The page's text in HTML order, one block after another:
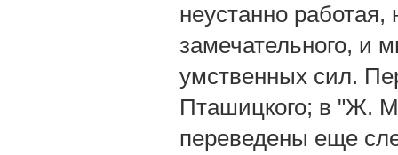
неустанно работая,
замечательного, и
умственных сил.
Пташицкого; в "Ж.
переведены еще